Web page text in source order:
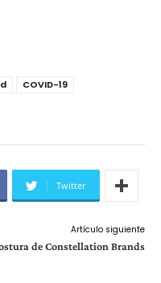
COVID-19
Twitter
Artículo siguiente
de Constellation Brands